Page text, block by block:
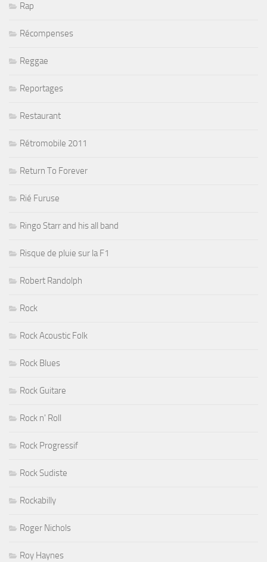
Rap
Récompenses
Reggae
Reportages
Restaurant
Rétromobile 2011
Return To Forever
Rié Furuse
Ringo Starr and his all band
Risque de pluie sur la F1
Robert Randolph
Rock
Rock Acoustic Folk
Rock Blues
Rock Guitare
Rock n' Roll
Rock Progressif
Rock Sudiste
Rockabilly
Roger Nichols
Roy Haynes